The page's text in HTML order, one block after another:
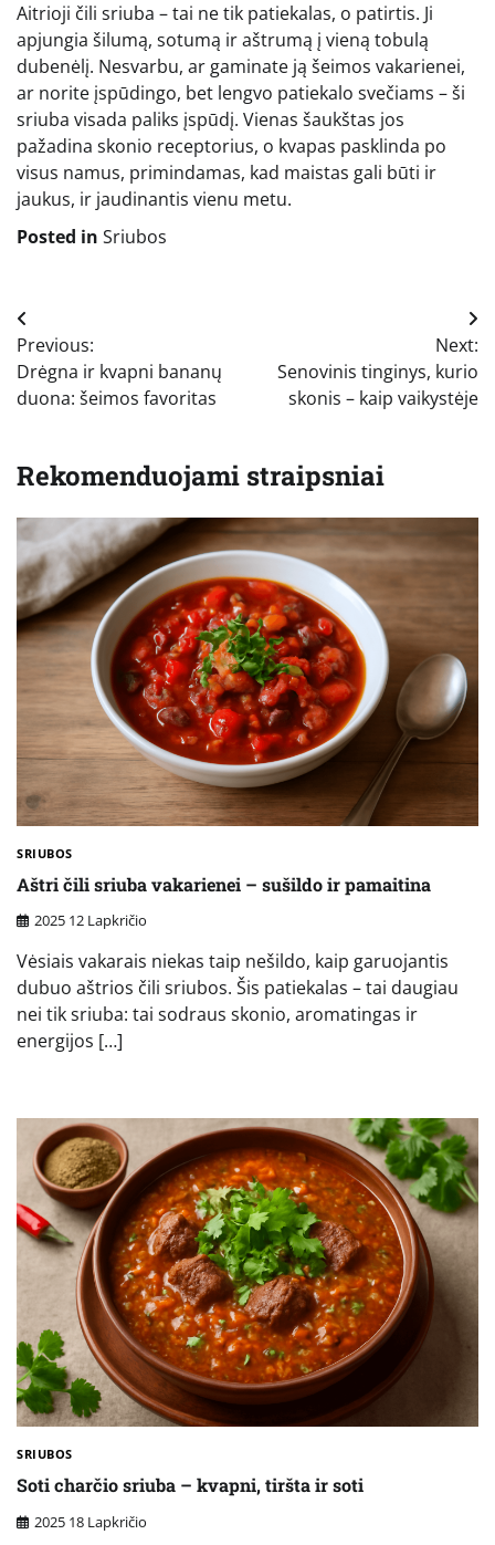
Aitrioji čili sriuba – tai ne tik patiekalas, o patirtis. Ji
apjungia šilumą, sotumą ir aštrumą į vieną tobulą
dubenėlį. Nesvarbu, ar gaminate ją šeimos vakarienei,
ar norite įspūdingo, bet lengvo patiekalo svečiams – ši
sriuba visada paliks įspūdį. Vienas šaukštas jos
pažadina skonio receptorius, o kvapas pasklinda po
visus namus, primindamas, kad maistas gali būti ir
jaukus, ir jaudinantis vienu metu.
Posted in Sriubos
Navigacija
tarp
įrašų
Previous:
Drėgna ir kvapni bananų
duona: šeimos favoritas
Next:
Senovinis tinginys, kurio
skonis – kaip vaikystėje
Rekomenduojami straipsniai
SRIUBOS
Aštri čili sriuba vakarienei – sušildo ir pamaitina
2025 12 Lapkričio
Vėsiais vakarais niekas taip nešildo, kaip garuojantis
dubuo aštrios čili sriubos. Šis patiekalas – tai daugiau
nei tik sriuba: tai sodraus skonio, aromatingas ir
energijos […]
SRIUBOS
Soti charčio sriuba – kvapni, tiršta ir soti
2025 18 Lapkričio